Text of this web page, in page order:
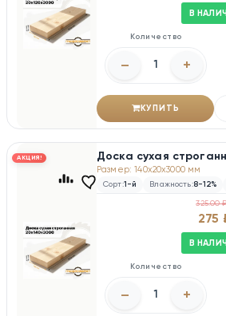
В
Количество
– +
КУПИТЬ
АКЦИЯ! Доска сухая
Размер: 140x20x3000 мм
Сорт:1-й Влажность:8-12%
325.00
275
В
Количество
– +